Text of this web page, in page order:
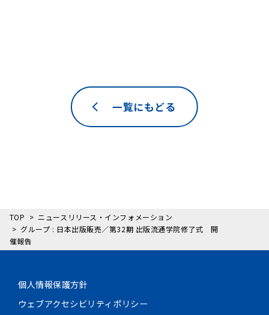
一覧にもどる
TOP
ニュースリリース・インフォメーション
グループ : 日本出版販売／第32期 出版流通学院修了式 開
催報告
個人情報保護方針
ウェブアクセシビリティポリシー